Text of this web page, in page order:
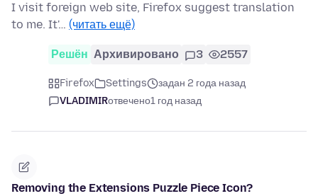
I visit foreign web site, Firefox suggest translation
to me. It'… (читать ещё)
Решён Архивировано 3 2557
Firefox Settings
задан 2 года назад
VLADIMIRотвечено1 год назад
Removing the Extensions Puzzle Piece Icon?